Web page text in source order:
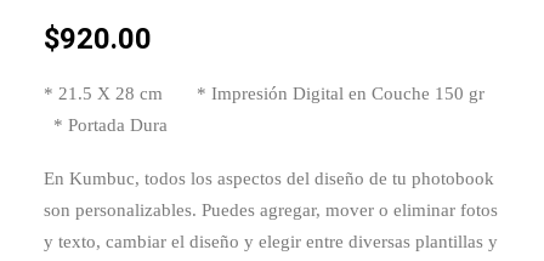
$920.00
* 21.5 X 28 cm * Impresión Digital en Couche 150 gr
* Portada Dura
En Kumbuc, todos los aspectos del diseño de tu photobook
son personalizables. Puedes agregar, mover o eliminar fotos
y texto, cambiar el diseño y elegir entre diversas plantillas y